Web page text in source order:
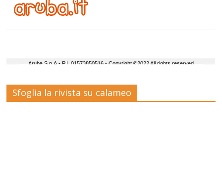
Sfoglia la rivista su calameo